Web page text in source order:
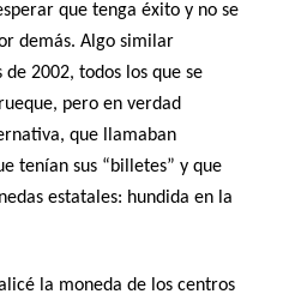
que tenga éxito y no se
demás. Algo similar
2002, todos los que se
pero en verdad
que llamaban
tenían sus “billetes” y que
estatales: hundida en la
la moneda de los centros